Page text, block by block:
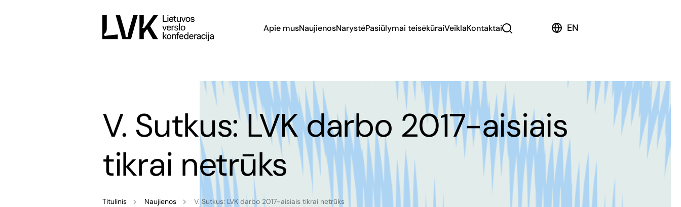
Apie musNaujienosNarystėPasiūlymai teisėkūraiVeiklaKontaktai EN
V. Sutkus: LVK darbo 2017-aisiais
tikrai netrūks
Titulinis Naujienos V. Sutkus: LVK darbo 2017-aisiais tikrai netrūks